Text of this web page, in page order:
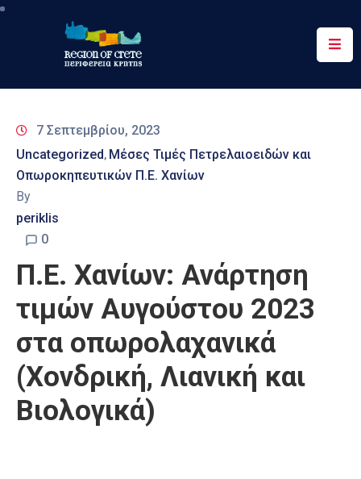
Περιφέρεια
&
Δράσεις
Ψηφιακές
Υπηρεσίες
Επικοινωνία
7 Σεπτεμβρίου, 2023
Uncategorized‚ Μέσες Τιμές Πετρελαιοειδών και
Οπωροκηπευτικών Π.Ε. Χανίων
By
periklis
0
Π.Ε. Χανίων: Ανάρτηση
τιμών Αυγούστου 2023
στα οπωρολαχανικά
(Χονδρική, Λιανική και
Βιολογικά)